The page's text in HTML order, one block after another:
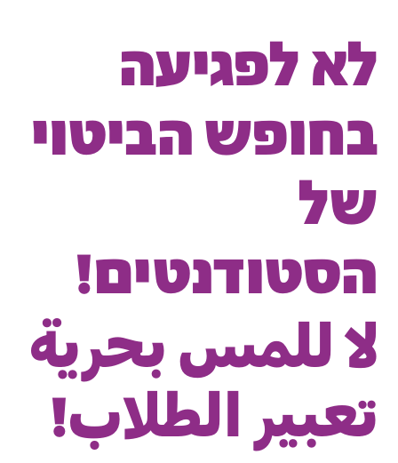
לא לפגיעה
בחופש הביטוי
של
הסטודנטים!
لا للمس بحرية
تعبير الطلاب!